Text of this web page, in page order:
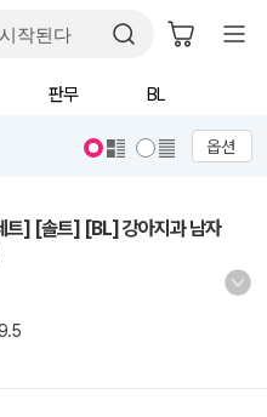
판무 BL
옵션
트] [솔트] [BL] 강아지과 남자